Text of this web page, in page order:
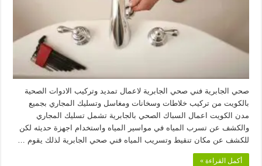
صحي الجابرية فني صحي الجابرية لاعمال تمديد وتركيب الادوات الصحية
بالكويت من تركيب خلاطات وسخانات ومغاسل وتسليك المجاري بجميع
مدن الكويت اعمال السباك الصحي بالجابرية تشمل تسليك المجاري
والكشف عن تسرب المياه في مواسير المياه واستخدام اجهزة حديثه لكن
للكشف عن مكان تنقيط وتسريب المياه فني صحي الجابرية لذلك يقوم …
أكمل القراءة »